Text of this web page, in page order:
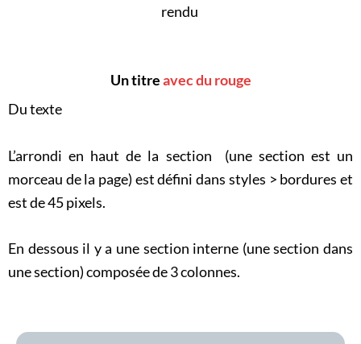
rendu
Un titreavec du rouge
Du texte
L’arrondi en haut de la section (une section est un
morceau de la page) est défini dans styles > bordures et
est de 45 pixels.
En dessous il y a une section interne (une section dans
une section) composée de 3 colonnes.